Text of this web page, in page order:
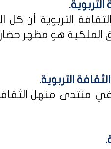
التربوية أن كل
الملكية هو مظهر
التربوية.
منتدى منهل الثقافة